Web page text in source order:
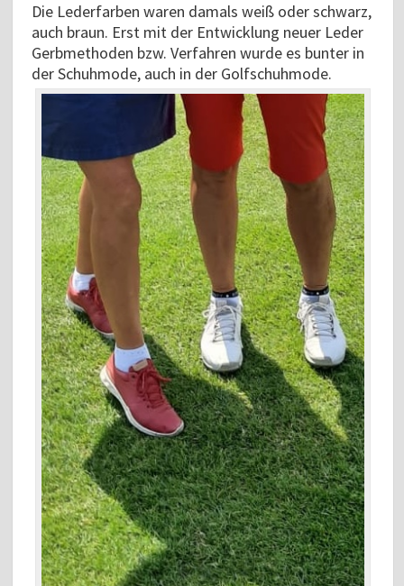
Die Lederfarben waren damals weiß oder schwarz,
auch braun. Erst mit der Entwicklung neuer Leder
Gerbmethoden bzw. Verfahren wurde es bunter in
der Schuhmode, auch in der Golfschuhmode.